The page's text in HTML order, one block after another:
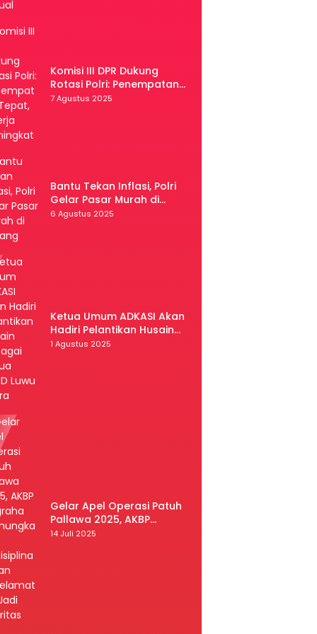
Komisi III DPR Dukung
Rotasi Polri: Penempatan
Tepat, Kinerja Meningkat
7 Agustus 2025
Bantu Tekan Inflasi, Polri
Gelar Pasar Murah di
Malang
6 Agustus 2025
Ketua Umum ADKASI Akan
Hadiri Pelantikan Husain
Sebagai Ketua DPRD Luwu
1 Agustus 2025
Gelar Apel Operasi Patuh
Pallawa 2025, AKBP
Nugraha Pamungkas:
14 Juli 2025